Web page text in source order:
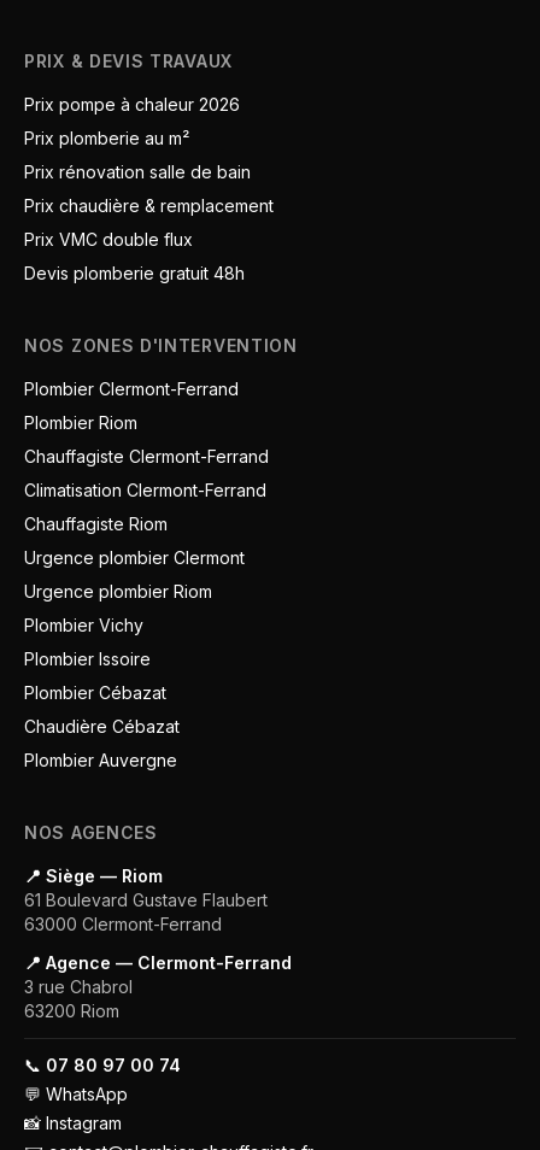
PRIX & DEVIS TRAVAUX
Prix pompe à chaleur 2026
Prix plomberie au m²
Prix rénovation salle de bain
Prix chaudière & remplacement
Prix VMC double flux
Devis plomberie gratuit 48h
NOS ZONES D'INTERVENTION
Plombier Clermont-Ferrand
Plombier Riom
Chauffagiste Clermont-Ferrand
Climatisation Clermont-Ferrand
Chauffagiste Riom
Urgence plombier Clermont
Urgence plombier Riom
Plombier Vichy
Plombier Issoire
Plombier Cébazat
Chaudière Cébazat
Plombier Auvergne
NOS AGENCES
📍 Siège — Riom
61 Boulevard Gustave Flaubert
63000 Clermont-Ferrand
📍 Agence — Clermont-Ferrand
3 rue Chabrol
63200 Riom
📞 07 80 97 00 74
💬 WhatsApp
📸 Instagram